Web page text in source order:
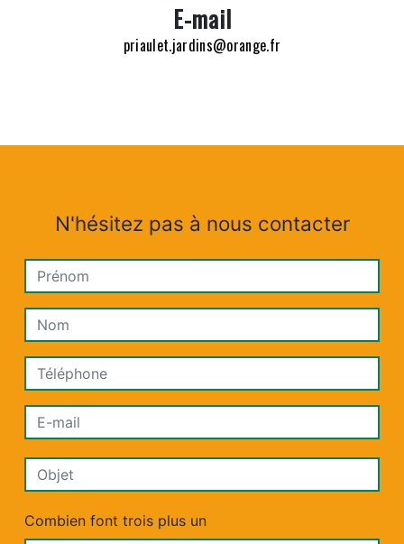
E-mail
priaulet.jardins@orange.fr
N'hésitez pas à nous contacter
Combien font trois plus un